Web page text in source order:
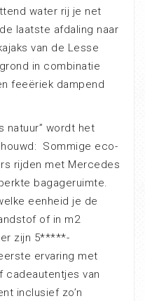
water rij je net
laatste afdaling naar
van de Lesse
in combinatie
feeëriek dampend
natuur” wordt het
Sommige eco-
rijden met Mercedes
bagageruimte.
eenheid je de
of in m2
zijn 5*****-
ervaring met
cadeautentjes van
inclusief zo’n